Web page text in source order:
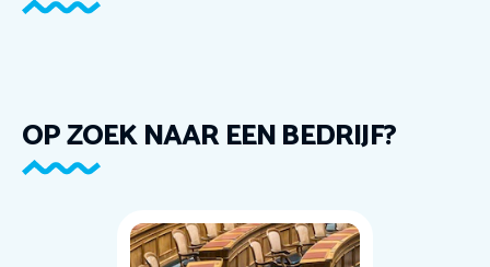
OP ZOEK NAAR EEN BEDRIJF?